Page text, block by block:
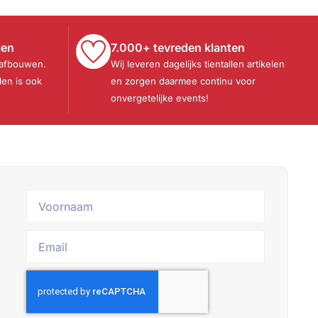
is ook
7.000+ tevreden klanten
Wij leveren dagelijks tientallen artikelen
en zorgen daarmee continu voor
onvergetelijke events!